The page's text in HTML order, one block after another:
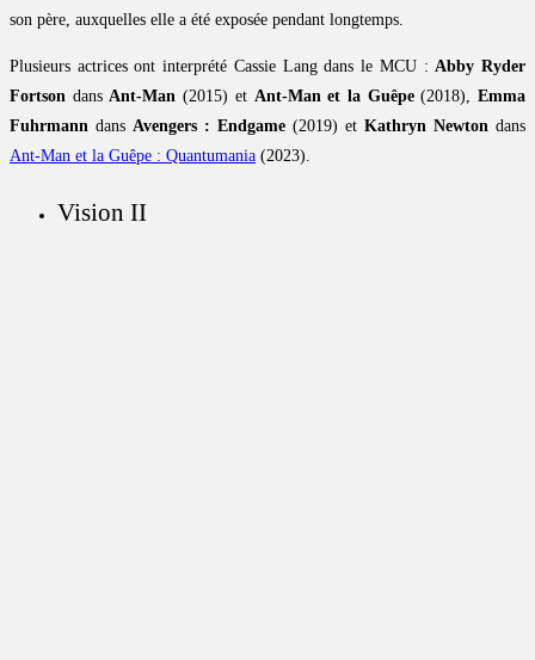
son père, auxquelles elle a été exposée pendant longtemps.
Plusieurs actrices ont interprété Cassie Lang dans le MCU : Abby Ryder
Fortson dans Ant-Man (2015) et Ant-Man et la Guêpe(2018),Emma
Fuhrmann dans Avengers : Endgame (2019) et Kathryn Newton dans
Ant-Man et la Guêpe : Quantumania (2023).
Vision II